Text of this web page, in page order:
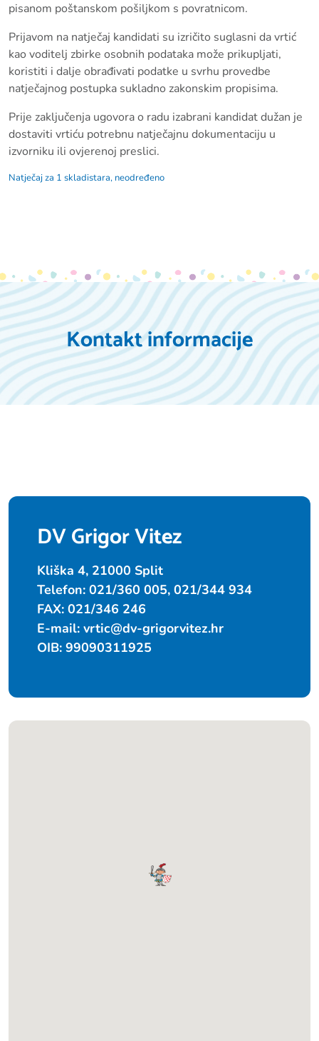
pisanom poštanskom pošiljkom s povratnicom.
Prijavom na natječaj kandidati su izričito suglasni da vrtić
kao voditelj zbirke osobnih podataka može prikupljati,
koristiti i dalje obrađivati podatke u svrhu provedbe
natječajnog postupka sukladno zakonskim propisima.
Prije zaključenja ugovora o radu izabrani kandidat dužan je
dostaviti vrtiću potrebnu natječajnu dokumentaciju u
izvorniku ili ovjerenoj preslici.
Natječaj za 1 skladistara, neodređeno
Kontakt informacije
DV Grigor Vitez
Kliška 4, 21000 Split
Telefon: 021/360 005, 021/344 934
FAX: 021/346 246
E-mail: vrtic@dv-grigorvitez.hr
OIB: 99090311925